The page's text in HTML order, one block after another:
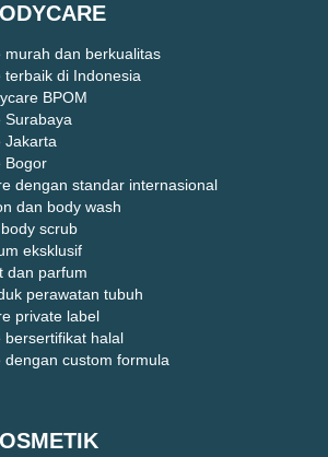
murah dan berkualitas
terbaik di Indonesia
BPOM
Surabaya
Jakarta
Bogor
dengan standar internasional
dan body wash
scrub
eksklusif
dan parfum
perawatan tubuh
private label
bersertifikat halal
dengan custom formula